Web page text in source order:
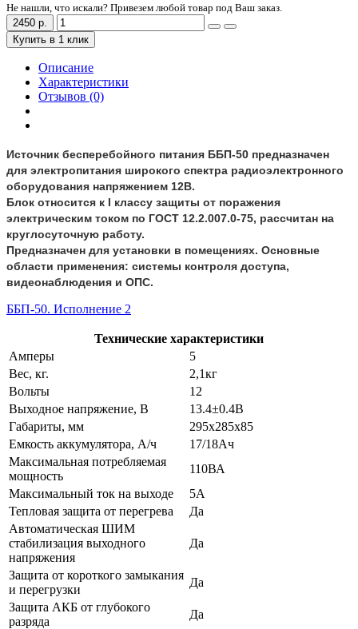
Не нашли, что искали? Привезем любой товар под Ваш заказ.
2450 р.
Купить в 1 клик
Описание
Характеристики
Отзывов (0)
Источник бесперебойного питания ББП-50 предназначен
для электропитания широкого спектра радиоэлектронного
оборудования напряжением 12В.
Блок относится к I классу защиты от поражения
электрическим током по ГОСТ 12.2.007.0-75, рассчитан на
круглосуточную работу.
Предназначен для установки в помещениях. Основные
области применения: системы контроля доступа,
видеонаблюдения и ОПС.
ББП-50. Исполнение 2
Технические характеристики
Амперы
5
Вес, кг.
2,1кг
Вольты
12
Выходное напряжение, В
13.4±0.4В
Габариты, мм
295х285х85
Емкость аккумулятора, А/ч
17/18Ач
Максимальная потребляемая
мощность
110ВА
Максимальный ток на выходе
5А
Тепловая защита от перегрева
Да
Автоматическая ШИМ
стабилизация выходного
напряжения
Да
Защита от короткого замыкания
и перегрузки
Да
Защита АКБ от глубокого
разряда
Да